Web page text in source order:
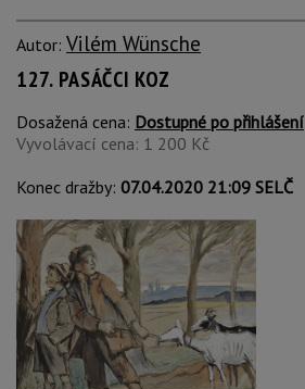
Autor: Vilém Wünsche
127. PASÁČCI KOZ
Dosažená cena: Dostupné po přihlášení
Vyvolávací cena: 1 200 Kč
Konec dražby: 07.04.2020 21:09 SELČ